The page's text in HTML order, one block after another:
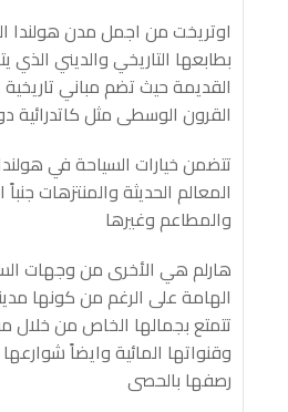
اوتريخت من اجمل مدن هولندا
بطابعها التاريخي والديني الذي
القديمة حيث تضم مباني
القرون الوسطى مثل كاتدرائية
تتضمن خيارات السياحة في
المعالم الحديثة والمنتزهات
والمطاعم وغيرها
هارلم هي الأخرى من وجهات
الهامة على الرغم من كونها
تتمتع بجمالها الخاص من خلال
وقنواتها المائية وايضاً
رصفها بالحصى